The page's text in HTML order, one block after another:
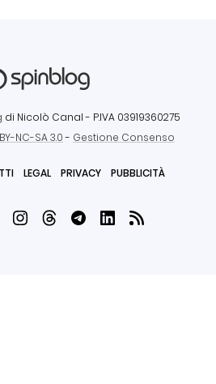
di Nicolò Canal - P.IVA 03919360275
BY-NC-SA 3.0- Gestione Consenso
LEGAL PRIVACY PUBBLICITÀ